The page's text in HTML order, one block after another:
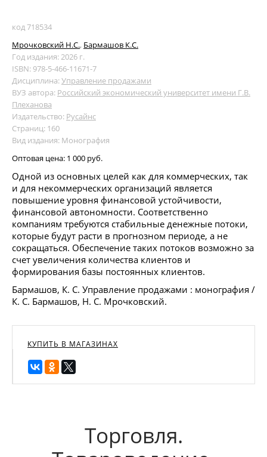
код 718534
Мрочковский Н.С., Бармашов К.С.
Год издания: 2026 г.
ISBN: 978-5-466-11671-7
Дисциплина:Управление продажами
ВУЗ автора: Российский экономический университет имени Г.В.
Плеханова
Издательство: Русайнс
Страниц: 160
Вид издания: Монография
Оптовая цена: 1 000 руб.
Одной из основных целей как для коммерческих, так
и для некоммерческих организаций является
повышение уровня финансовой устойчивости,
финансовой автономности. Соответственно
компаниям требуются стабильные денежные потоки,
которые будут расти в прогнозном периоде, а не
сокращаться. Обеспечение таких потоков возможно за
счет увеличения количества клиентов и
формирования базы постоянных клиентов.
Бармашов, К. С. Управление продажами : монография /
К. С. Бармашов, Н. С. Мрочковский.
КУПИТЬ В МАГАЗИНАХ
Торговля.